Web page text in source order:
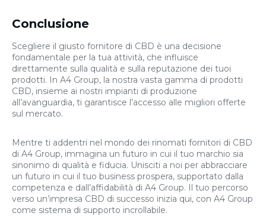
Conclusione
Scegliere il giusto fornitore di CBD è una decisione
fondamentale per la tua attività, che influisce
direttamente sulla qualità e sulla reputazione dei tuoi
prodotti. In A4 Group, la nostra vasta gamma di prodotti
CBD, insieme ai nostri impianti di produzione
all’avanguardia, ti garantisce l’accesso alle migliori offerte
sul mercato.
Mentre ti addentri nel mondo dei rinomati fornitori di CBD
di A4 Group, immagina un futuro in cui il tuo marchio sia
sinonimo di qualità e fiducia. Unisciti a noi per abbracciare
un futuro in cui il tuo business prospera, supportato dalla
competenza e dall’affidabilità di A4 Group. Il tuo percorso
verso un’impresa CBD di successo inizia qui, con A4 Group
come sistema di supporto incrollabile.